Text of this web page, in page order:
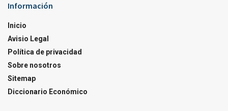
Información
Inicio
Avisio Legal
Política de privacidad
Sobre nosotros
Sitemap
Diccionario Económico